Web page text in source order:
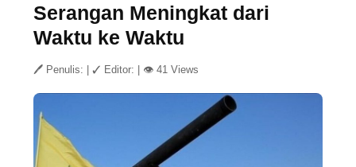
Serangan Meningkat dari
Waktu ke Waktu
🖊 Penulis: ✓ Editor: 👁 41 Views